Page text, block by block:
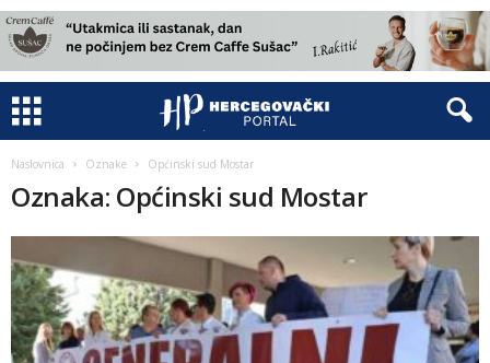
Naslovnica Oznake Općinski sud Mostar
Oznaka: Općinski sud Mostar